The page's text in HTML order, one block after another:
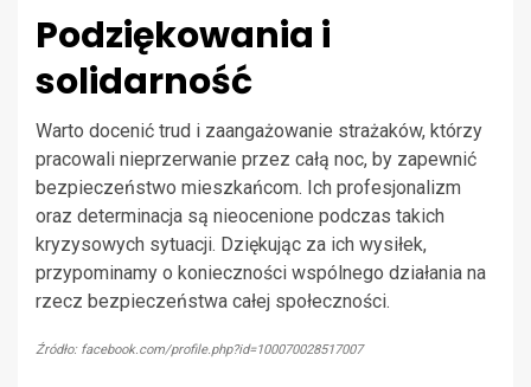
Podziękowania i
solidarność
Warto docenić trud i zaangażowanie strażaków, którzy
pracowali nieprzerwanie przez całą noc, by zapewnić
bezpieczeństwo mieszkańcom. Ich profesjonalizm
oraz determinacja są nieocenione podczas takich
kryzysowych sytuacji. Dziękując za ich wysiłek,
przypominamy o konieczności wspólnego działania na
rzecz bezpieczeństwa całej społeczności.
Źródło: facebook.com/profile.php?id=100070028517007